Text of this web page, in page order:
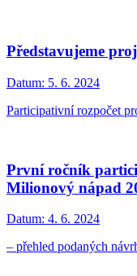
Představujeme
Datum: 5. 6. 2024
Participativní rozpočet
První ročník
Milionový nápad
Datum: 4. 6. 2024
– přehled podaných